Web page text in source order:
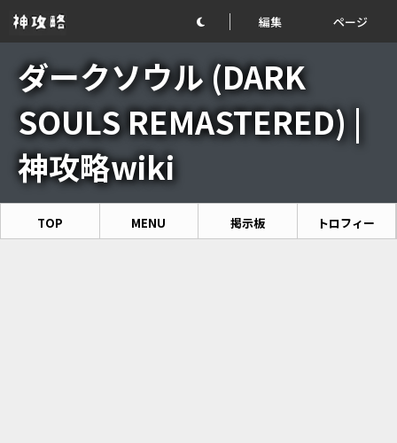
編集 ページ
ダークソウル (DARK
SOULS REMASTERED) |
神攻略wiki
TOP MENU 掲示板 トロフィー